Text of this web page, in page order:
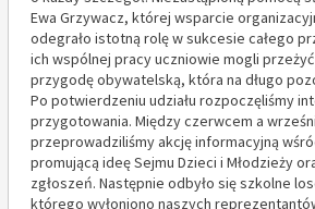
Ewa Grzywacz, której wsparcie
odegrało istotną rolę w sukcesie całego
ich wspólnej pracy uczniowie mogli
przygodę obywatelską, która na długo
Po potwierdzeniu udziału rozpoczęliśmy
przygotowania. Między czerwcem a
przeprowadziliśmy akcję informacyjną
promującą ideę Sejmu Dzieci i Młodzieży
zgłoszeń. Następnie odbyło się szkolne
którego wyłoniono naszych